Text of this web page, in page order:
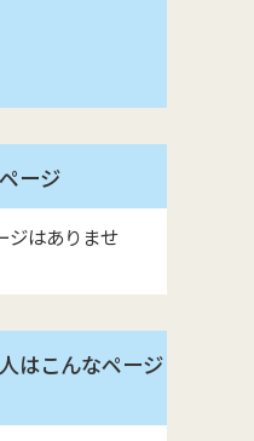
ージ
ジはありませ
はこんなページ